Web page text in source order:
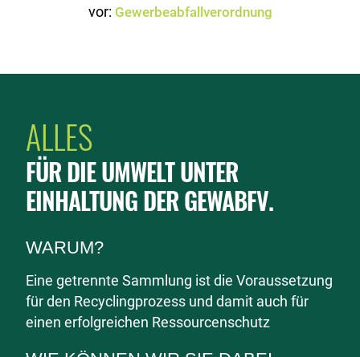
vor: Gewerbeabfallverordnung
ALLES
FÜR DIE UMWELTUNTER
EINHALTUNGDER GEWABFV.
WARUM?
Eine getrennte Sammlung ist die Voraussetzung
für den Recyclingprozess und damit auch für
einen erfolgreichen Ressourcenschutz